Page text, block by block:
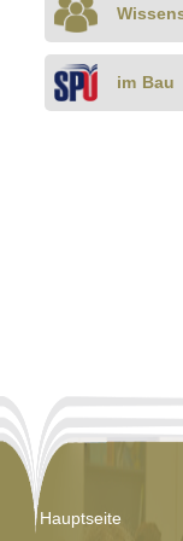
im Bau
Bau
Bau
Hauptseite